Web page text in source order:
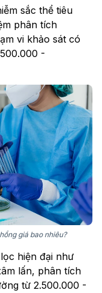
sắc thể tiêu
phân tích
vi khảo sát có
-
giá bao nhiêu?
hiện đại như
lấn, phân tích
từ 2.500.000 -